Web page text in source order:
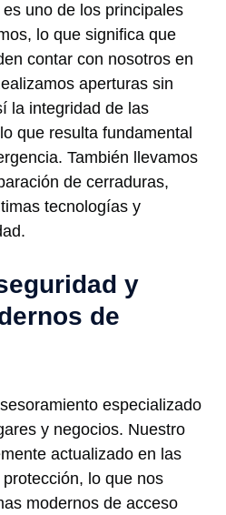
uno de los principales
lo que significa que
contar con nosotros en
aperturas sin
la integridad de las
que resulta fundamental
También llevamos
de cerraduras,
tecnologías y
y
de
especializado
y negocios. Nuestro
actualizado en las
lo que nos
modernos de acceso